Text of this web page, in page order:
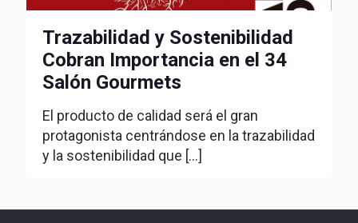
Trazabilidad y Sostenibilidad
Cobran Importancia en el 34
Salón Gourmets
El producto de calidad será el gran
protagonista centrándose en la trazabilidad
y la sostenibilidad que […]